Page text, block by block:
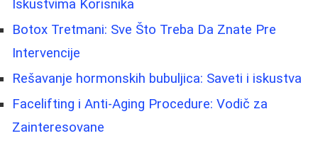
Iskustvima Korisnika
Botox Tretmani: Sve Što Treba Da Znate Pre
Intervencije
Rešavanje hormonskih bubuljica: Saveti i iskustva
Facelifting i Anti-Aging Procedure: Vodič za
Zainteresovane